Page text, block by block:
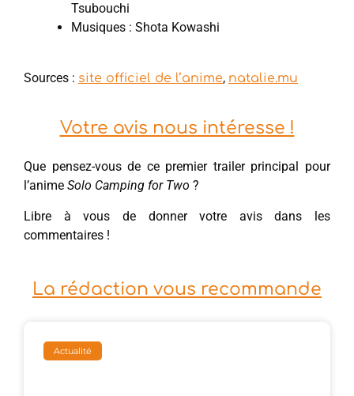
Tsubouchi
Musiques : Shota Kowashi
Sources : site officiel de l’anime, natalie.mu
Votre avis nous intéresse !
Que pensez-vous de ce premier trailer principal pour
l’anime Solo Camping for Two ?
Libre à vous de donner votre avis dans les
commentaires !
La rédaction vous recommande
Actualité